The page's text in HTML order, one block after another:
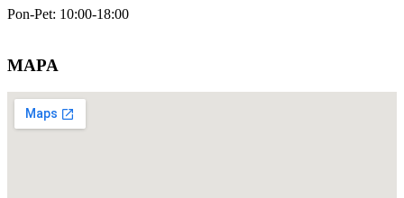
Pon-Pet: 10:00-18:00
MAPA